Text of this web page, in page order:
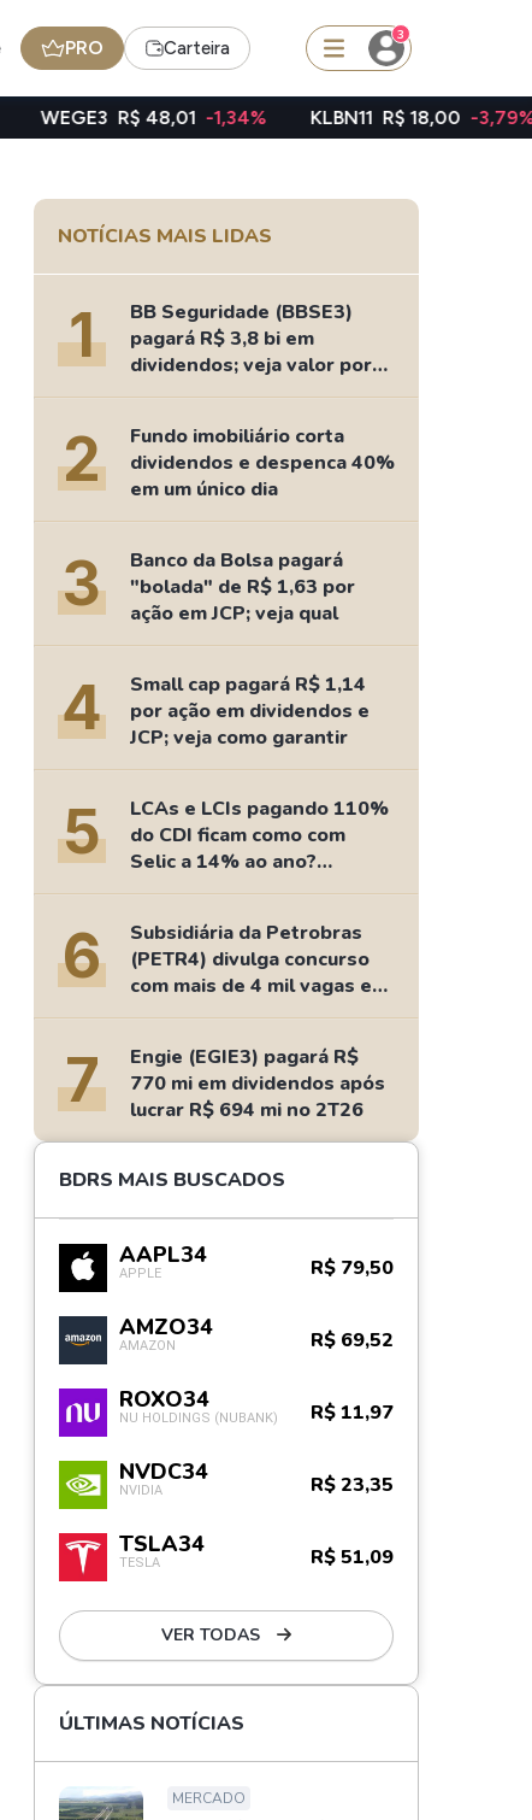
PRO Carteira
3
TRXF11
Ideias
Agenda de Dividendos
Radar do Dividendo Inteligente
As Ações Mais Buscadas
Guia do Iniciante
R$ 48,01 -1,34% KLBN11 R$ 18,00 -3,79% TAEE11
NOTÍCIAS MAIS LIDAS
1
BB Seguridade (BBSE3)
pagará R$ 3,8 bi em
dividendos; veja valor por
ação
2
Fundo imobiliário corta
dividendos e despenca 40%
em um único dia
3
Banco da Bolsa pagará
"bolada" de R$ 1,63 por
ação em JCP; veja qual
4
Small cap pagará R$ 1,14
por ação em dividendos e
JCP; veja como garantir
5
LCAs e LCIs pagando 110%
do CDI ficam como com
Selic a 14% ao ano?
Fizemos as contas
6
Subsidiária da Petrobras
(PETR4) divulga concurso
com mais de 4 mil vagas e
salários de até R$ 15 mil
7
Engie (EGIE3) pagará R$
770 mi em dividendos após
lucrar R$ 694 mi no 2T26
BDRS MAIS BUSCADOS
AAPL34
APPLE R$ 79,50
AMZO34
AMAZON R$ 69,52
ROXO34
NU HOLDINGS (NUBANK) R$ 11,97
NVDC34
NVIDIA R$ 23,35
TSLA34
TESLA R$ 51,09
VER TODAS
ÚLTIMAS NOTÍCIAS
MERCADO